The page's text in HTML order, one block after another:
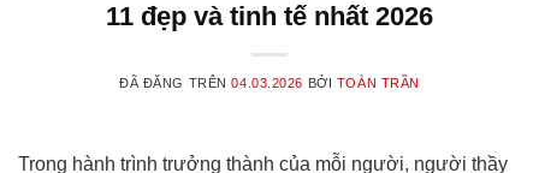
11 đẹp và tinh tế nhất 2026
ĐÃ ĐĂNG TRÊN04.03.2026 BỞI TOÀN TRẦN
Trong hành trình trưởng thành của mỗi người, người thầy